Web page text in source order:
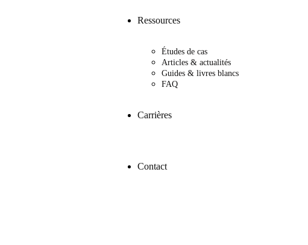
Ressources
Études de cas
Articles & actualités
Guides & livres blancs
FAQ
Carrières
Contact